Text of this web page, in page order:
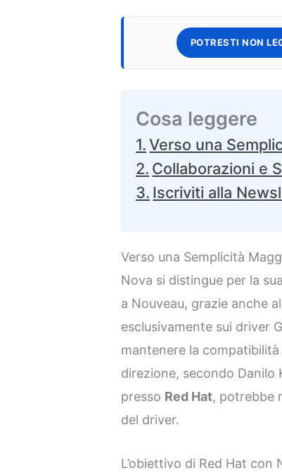
POTRESTI NON
Cosa leggere
Verso una
Collaborazioni e
Iscriviti alla
Verso una Semplicità
Nova si distingue per la
a Nouveau, grazie anche
esclusivamente sui driver
mantenere la
direzione, secondo
presso Red Hat, potrebbe
del driver.
L’obiettivo di Red Hat